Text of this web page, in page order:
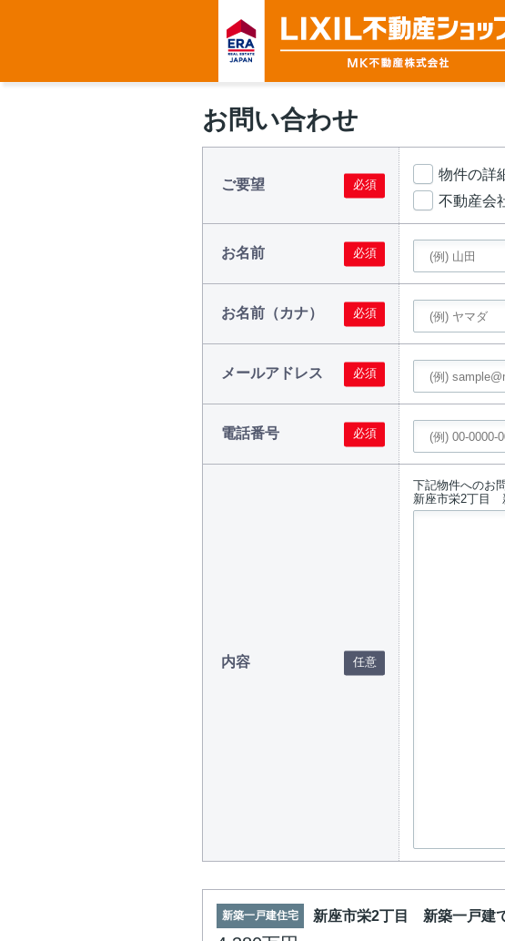
お問い合わせ
ご要望
物件の詳
不動産会
お名前
お名前（カナ）
メールアドレス
電話番号
内容
下記物件へのお
新座市栄2丁目
新築一戸建住宅 新座市栄2丁目 新築一戸建